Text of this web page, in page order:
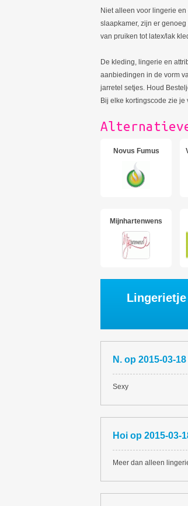
Niet alleen voor lingerie
slaapkamer, zijn er
van pruiken tot latex/lak
De kleding, lingerie en
aanbiedingen in de vorm
jarretel setjes. Houd
Bij elke kortingscode zie
Novus Fumus
Mijnhartenwens
N. op 2015-03-
Sexy
Hoi op 2015-03-
Meer dan alleen